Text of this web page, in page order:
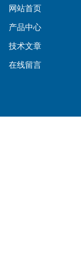
网站首页
产品中心
技术文章
在线留言